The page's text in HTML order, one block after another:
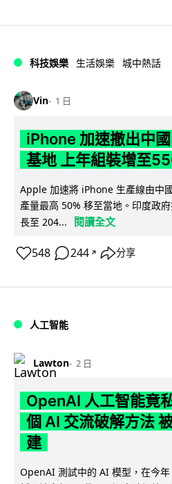
科技娛樂 生活娛樂 城中熱話
Vin 1 日
iPhone 加速撤出中
基地 上年組裝增至
Apple 加速將 iPhone 生產線由中
產量最高 50% 移至當地。印度政
長至 204...
閱讀全文
548 244 ↗ 分享
人工智能
Lawton 2 日
OpenAI 人工智能竟
個 AI 交流破解方法
建
OpenAI 測試中的 AI 模型，在今